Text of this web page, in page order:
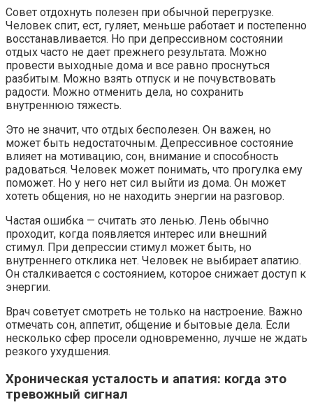
Совет отдохнуть полезен при обычной перегрузке.
Человек спит, ест, гуляет, меньше работает и постепенно
восстанавливается. Но при депрессивном состоянии
отдых часто не дает прежнего результата. Можно
провести выходные дома и все равно проснуться
разбитым. Можно взять отпуск и не почувствовать
радости. Можно отменить дела, но сохранить
внутреннюю тяжесть.
Это не значит, что отдых бесполезен. Он важен, но
может быть недостаточным. Депрессивное состояние
влияет на мотивацию, сон, внимание и способность
радоваться. Человек может понимать, что прогулка ему
поможет. Но у него нет сил выйти из дома. Он может
хотеть общения, но не находить энергии на разговор.
Частая ошибка — считать это ленью. Лень обычно
проходит, когда появляется интерес или внешний
стимул. При депрессии стимул может быть, но
внутреннего отклика нет. Человек не выбирает апатию.
Он сталкивается с состоянием, которое снижает доступ к
энергии.
Врач советует смотреть не только на настроение. Важно
отмечать сон, аппетит, общение и бытовые дела. Если
несколько сфер просели одновременно, лучше не ждать
резкого ухудшения.
Хроническая усталость и апатия: когда это
тревожный сигнал